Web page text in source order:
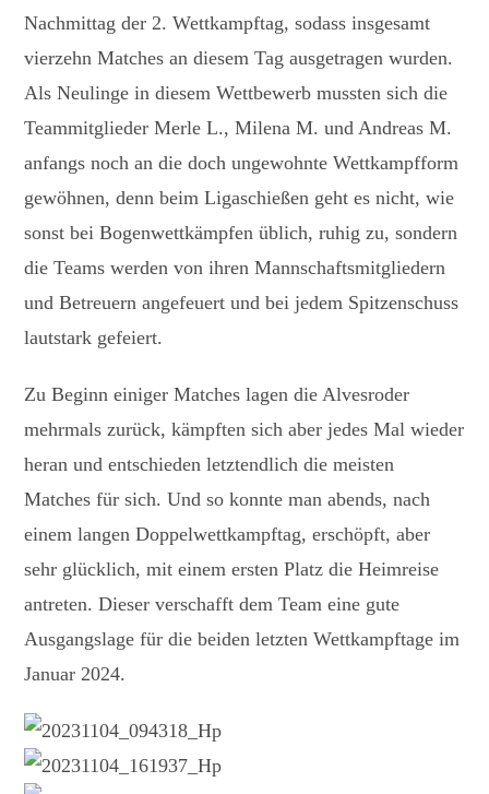
Nachmittag der 2. Wettkampftag, sodass insgesamt
vierzehn Matches an diesem Tag ausgetragen wurden.
Als Neulinge in diesem Wettbewerb mussten sich die
Teammitglieder Merle L., Milena M. und Andreas M.
anfangs noch an die doch ungewohnte Wettkampfform
gewöhnen, denn beim Ligaschießen geht es nicht, wie
sonst bei Bogenwettkämpfen üblich, ruhig zu, sondern
die Teams werden von ihren Mannschaftsmitgliedern
und Betreuern angefeuert und bei jedem Spitzenschuss
lautstark gefeiert.
Zu Beginn einiger Matches lagen die Alvesroder
mehrmals zurück, kämpften sich aber jedes Mal wieder
heran und entschieden letztendlich die meisten
Matches für sich. Und so konnte man abends, nach
einem langen Doppelwettkampftag, erschöpft, aber
sehr glücklich, mit einem ersten Platz die Heimreise
antreten. Dieser verschafft dem Team eine gute
Ausgangslage für die beiden letzten Wettkampftage im
Januar 2024.